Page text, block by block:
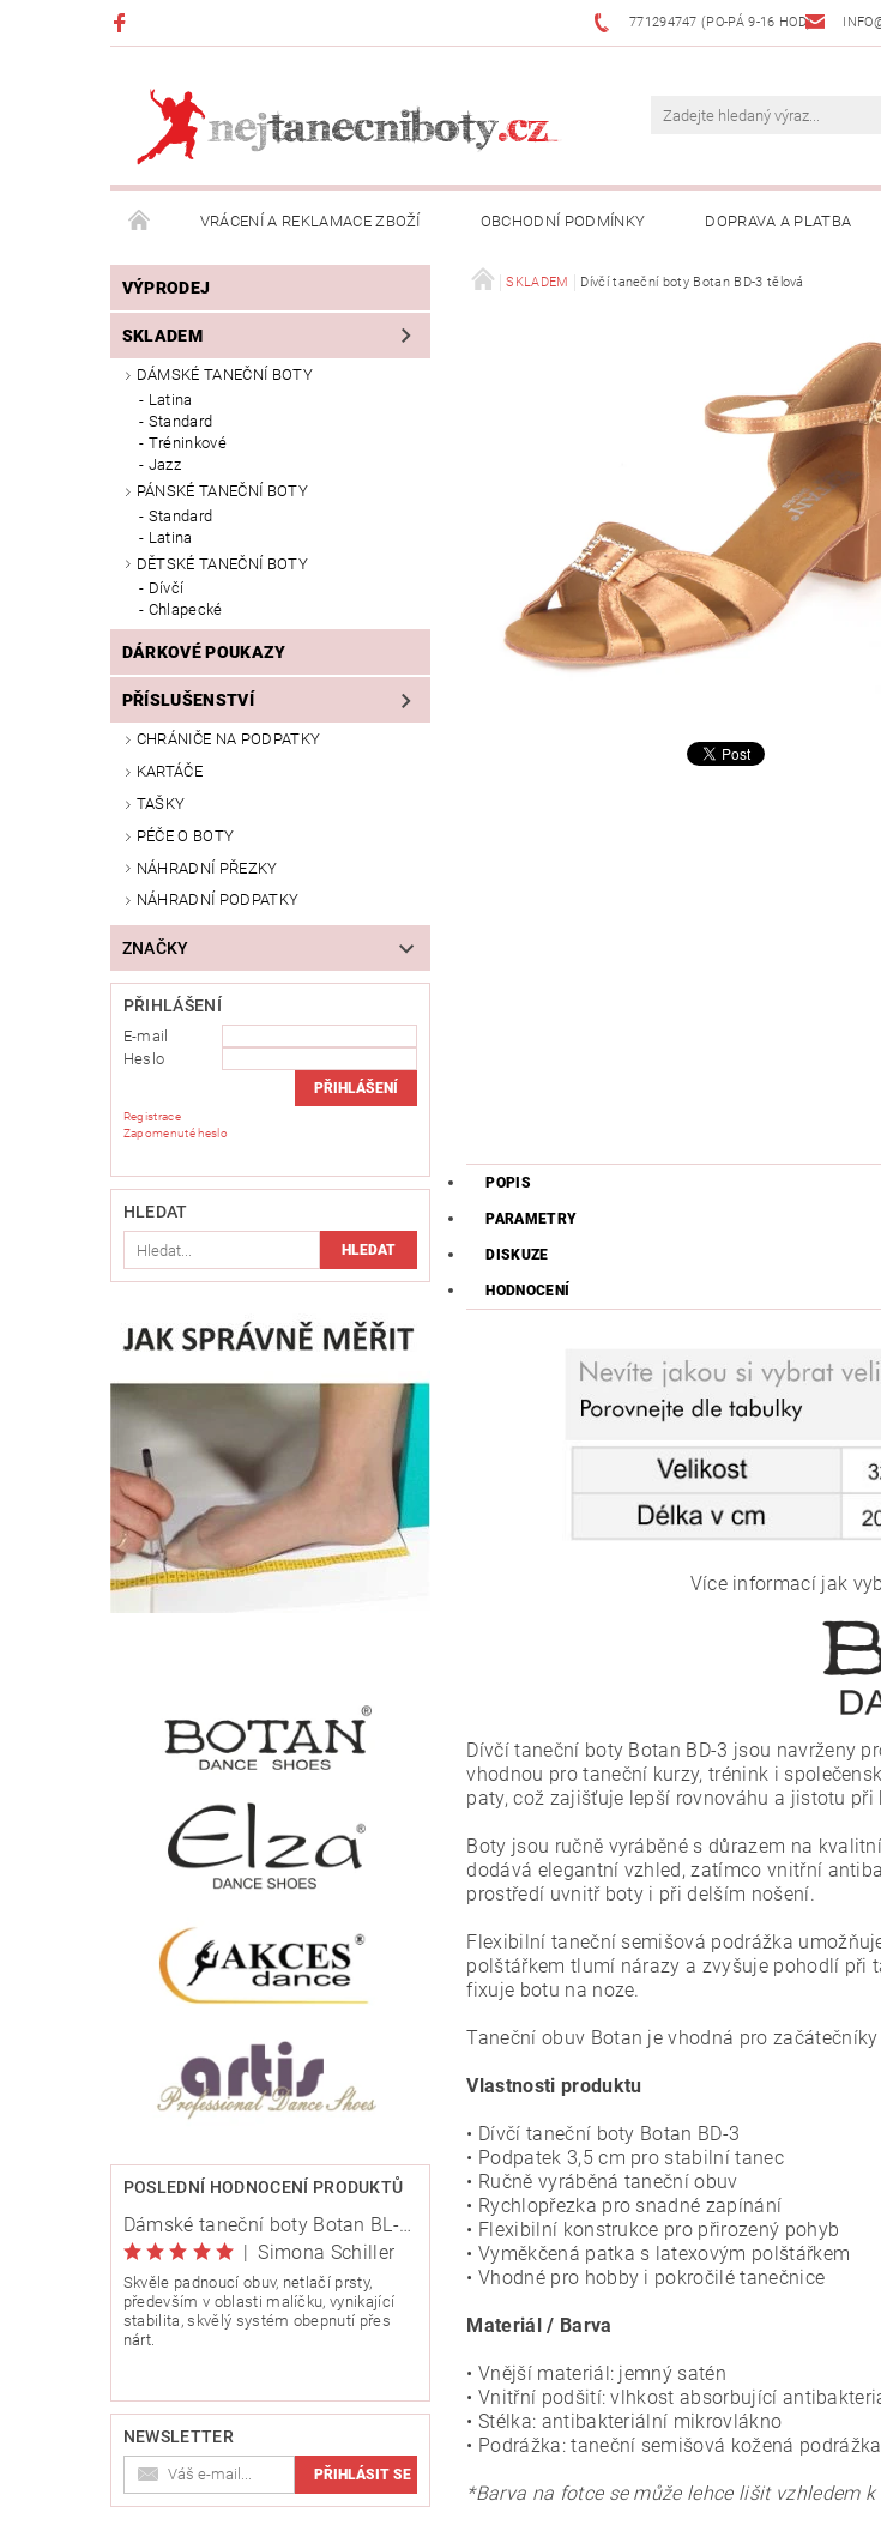
771294747 (PO-PÁ 9-16 HOD)
VRÁCENÍ A REKLAMACE ZBOŽÍ OBCHODNÍ PODMÍNKY DOPRAVA A PLATBA
NAPIŠTE NÁM
VÝPRODEJ
SKLADEM
DÁMSKÉ TANEČNÍ BOTY
Latina
Standard
Tréninkové
Jazz
PÁNSKÉ TANEČNÍ BOTY
Standard
Latina
DĚTSKÉ TANEČNÍ BOTY
Dívčí
Chlapecké
DÁRKOVÉ POUKAZY
PŘÍSLUŠENSTVÍ
CHRÁNIČE NA PODPATKY
KARTÁČE
TAŠKY
PÉČE O BOTY
NÁHRADNÍ PŘEZKY
NÁHRADNÍ PODPATKY
ZNAČKY
PŘIHLÁŠENÍ
E-mail
Heslo
Registrace
Zapomenuté heslo
HLEDAT
POSLEDNÍ HODNOCENÍ PRODUKTŮ
Dámské taneční boty Botan BL-8 stříbrná 6,5 cm Flare
| Simona Schiller
Skvěle padnoucí obuv, netlačí prsty,
především v oblasti malíčku, vynikající
stabilita, skvělý systém obepnutí přes
nárt.
NEWSLETTER
SKLADEM Dívčí taneční boty Botan BD-3 tělová
POPIS
PARAMETRY
DISKUZE
HODNOCENÍ
Více informací jak
Dívčí taneční boty Botan BD-3 jsou navrženy
vhodnou pro taneční kurzy, trénink i
paty, což zajišťuje lepší rovnováhu a jistotu při
Boty jsou ručně vyráběné s důrazem na
dodává elegantní vzhled, zatímco vnitřní
prostředí uvnitř boty i při delším nošení.
Flexibilní taneční semišová podrážka
polštářkem tlumí nárazy a zvyšuje pohodlí při
fixuje botu na noze.
Taneční obuv Botan je vhodná pro
Vlastnosti produktu
• Dívčí taneční boty Botan BD-3
• Podpatek 3,5 cm pro stabilní tanec
• Ručně vyráběná taneční obuv
• Rychlopřezka pro snadné zapínání
• Flexibilní konstrukce pro přirozený pohyb
• Vyměkčená patka s latexovým polštářkem
• Vhodné pro hobby i pokročilé tanečnice
Materiál / Barva
• Vnější materiál: jemný satén
• Vnitřní podšití: vlhkost absorbující
• Stélka: antibakteriální mikrovlákno
• Podrážka: taneční semišová kožená podrážka
*Barva na fotce se může lehce lišit vzhledem